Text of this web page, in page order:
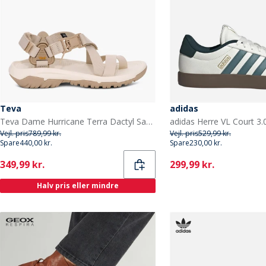
Teva
Teva Dame Hurricane Terra Dactyl Sandaler Birch
Vejl. pris789,99 kr.
Spare440,00 kr.
Current
349,99 kr.
Halv pris eller mindre
adidas
Vejl. pris529,99 kr.
Spare230,00 kr.
Current
299,99 kr.